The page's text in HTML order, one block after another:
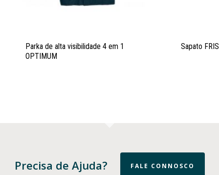
Parka de alta visibilidade 4 em 1
OPTIMUM
Sapato
Precisa de Ajuda? FALE CONNOSCO